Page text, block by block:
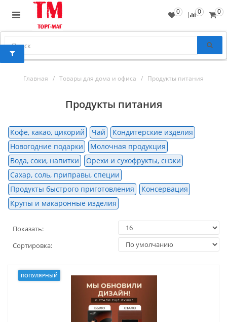
0
0
0
Главная Товары для дома и офиса Продукты питания
Продукты питания
Кофе, какао, цикорий Чай
Кондитерские изделия
Новогодние подарки
Молочная продукция
Вода, соки, напитки
Орехи и сухофрукты, снэки
Сахар, соль, приправы, специи
Продукты быстрого приготовления
Консервация
Крупы и макаронные изделия
Показать:
Сортировка:
ПОПУЛЯРНЫЙ